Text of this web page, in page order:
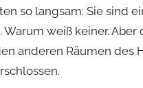
so langsam: Sie sind
Warum weiß keiner.
anderen Räumen des